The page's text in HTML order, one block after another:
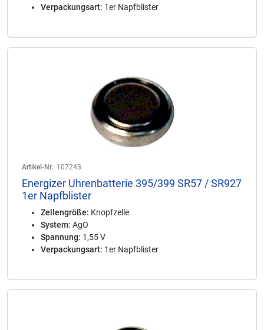
Verpackungsart: 1er Napfblister
Artikel-Nr.: 107243
Energizer Uhrenbatterie 395/399 SR57 / SR927
1er Napfblister
Zellengröße: Knopfzelle
System: AgO
Spannung: 1,55 V
Verpackungsart: 1er Napfblister